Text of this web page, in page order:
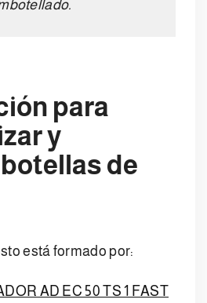
para
y
de
está formado por:
AD EC 50 TS 1 FAST